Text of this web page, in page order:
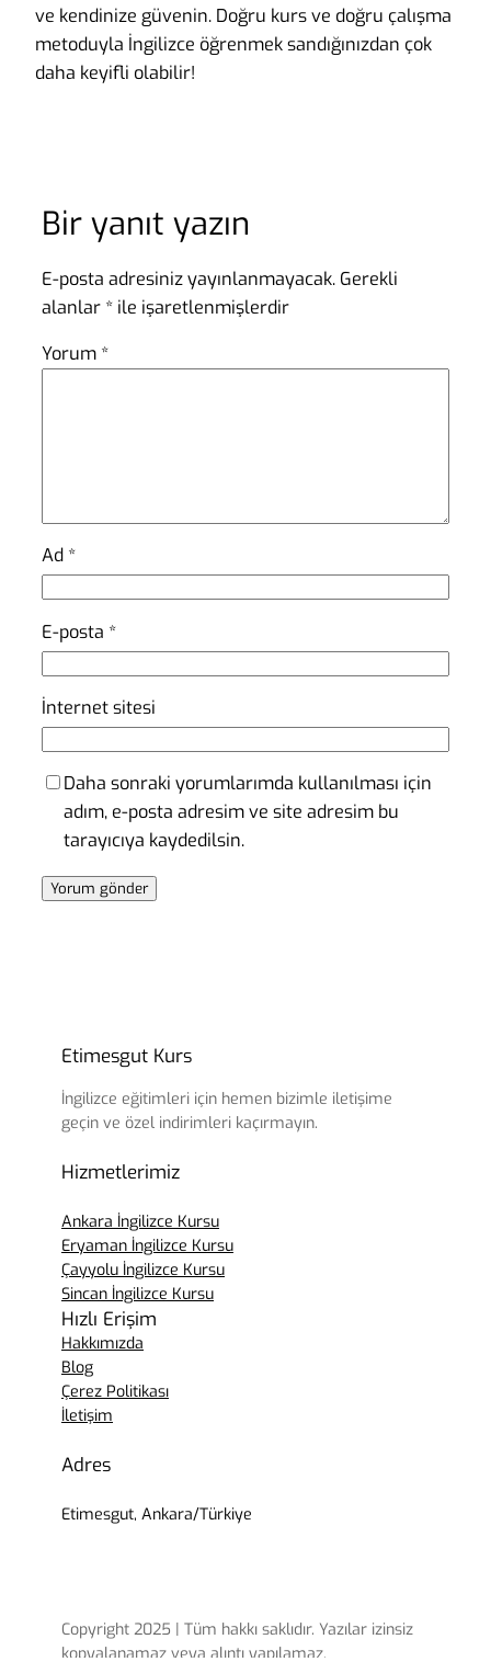
ve kendinize güvenin. Doğru kurs ve doğru çalışma
metoduyla İngilizce öğrenmek sandığınızdan çok
daha keyifli olabilir!
Bir yanıt yazın
E-posta adresiniz yayınlanmayacak. Gerekli
alanlar * ile işaretlenmişlerdir
Yorum *
Ad *
E-posta *
İnternet sitesi
Daha sonraki yorumlarımda kullanılması için
adım, e-posta adresim ve site adresim bu
tarayıcıya kaydedilsin.
Etimesgut Kurs
İngilizce eğitimleri için hemen bizimle iletişime
geçin ve özel indirimleri kaçırmayın.
Hizmetlerimiz
Ankara İngilizce Kursu
Eryaman İngilizce Kursu
Çayyolu İngilizce Kursu
Sincan İngilizce Kursu
Hızlı Erişim
Hakkımızda
Blog
Çerez Politikası
İletişim
Adres
Etimesgut, Ankara/Türkiye
Copyright 2025 | Tüm hakkı saklıdır. Yazılar izinsiz
kopyalanamaz veya alıntı yapılamaz.